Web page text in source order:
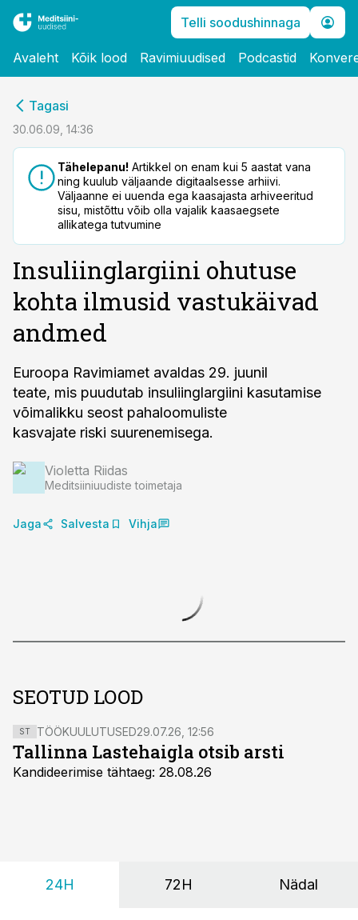
Telli soodushinnaga
Avaleht Kõik lood Ravimiuudised Podcastid
Tagasi
30.06.09, 14:36
Tähelepanu! Artikkel on enam kui 5 aastat vana
ning kuulub väljaande digitaalsesse arhiivi.
Väljaanne ei uuenda ega kaasajasta arhiveeritud
sisu, mistõttu võib olla vajalik kaasaegsete
allikatega tutvumine
Insuliinglargiini ohutuse
kohta ilmusid vastukäivad
andmed
Euroopa Ravimiamet avaldas 29. juunil
teate, mis puudutab insuliinglargiini kasutamise
võimalikku seost pahaloomuliste
kasvajate riski suurenemisega.
Violetta Riidas
Meditsiiniuudiste toimetaja
Jaga Salvesta Vihja
SEOTUD LOOD
ST TÖÖKUULUTUSED29.07.26, 12:56
Tallinna Lastehaigla otsib arsti
Kandideerimise tähtaeg: 28.08.26
24H 72H Nädal